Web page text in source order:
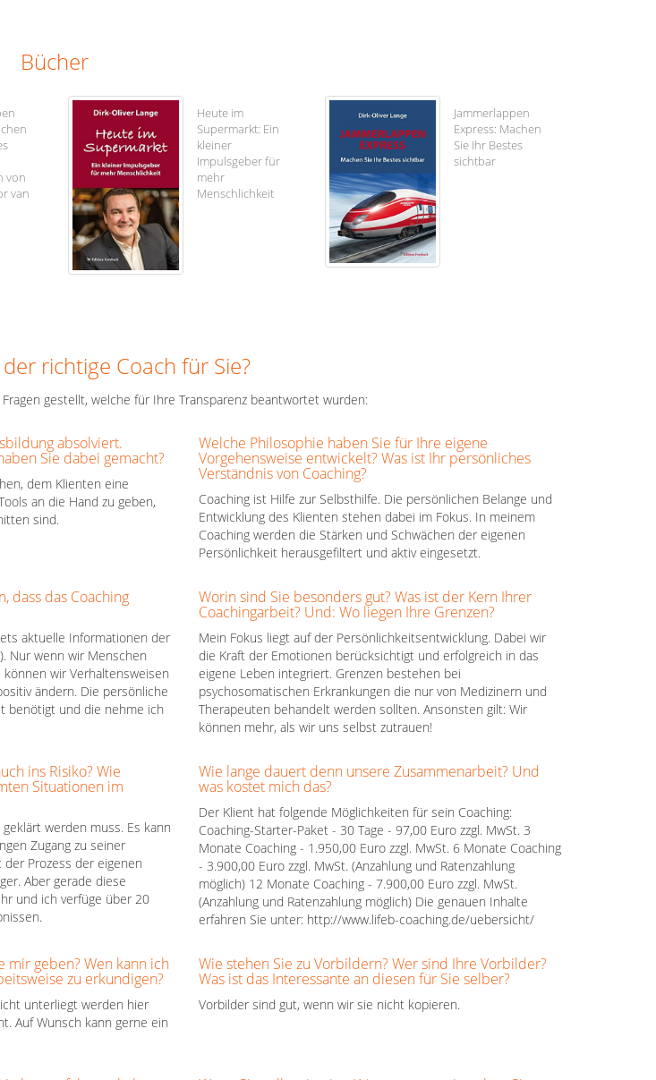
Bücher
von
van
Heute im
Supermarkt: Ein
kleiner
Impulsgeber für
mehr
Menschlichkeit
Jammerlappen
Express: Machen
Sie Ihr Bestes
sichtbar
richtige Coach für Sie?
gestellt, welche für Ihre Transparenz beantwortet wurden:
absolviert.
Sie dabei gemacht?
dem Klienten eine
an die Hand zu geben,
sind.
Welche Philosophie haben Sie für Ihre eigene
Vorgehensweise entwickelt? Was ist Ihr persönliches
Verständnis von Coaching?
Coaching ist Hilfe zur Selbsthilfe. Die persönlichen Belange und
Entwicklung des Klienten stehen dabei im Fokus. In meinem
Coaching werden die Stärken und Schwächen der eigenen
Persönlichkeit herausgefiltert und aktiv eingesetzt.
dass das Coaching
aktuelle Informationen der
Nur wenn wir Menschen
wir Verhaltensweisen
ändern. Die persönliche
benötigt und die nehme ich
Worin sind Sie besonders gut? Was ist der Kern Ihrer
Coachingarbeit? Und: Wo liegen Ihre Grenzen?
Mein Fokus liegt auf der Persönlichkeitsentwicklung. Dabei wir
die Kraft der Emotionen berücksichtigt und erfolgreich in das
eigene Leben integriert. Grenzen bestehen bei
psychosomatischen Erkrankungen die nur von Medizinern und
Therapeuten behandelt werden sollten. Ansonsten gilt: Wir
können mehr, als wir uns selbst zutrauen!
ins Risiko? Wie
Situationen im
werden muss. Es kann
Zugang zu seiner
Prozess der eigenen
Aber gerade diese
und ich verfüge über 20
Wie lange dauert denn unsere Zusammenarbeit? Und
was kostet mich das?
Der Klient hat folgende Möglichkeiten für sein Coaching:
Coaching-Starter-Paket - 30 Tage - 97,00 Euro zzgl. MwSt. 3
Monate Coaching - 1.950,00 Euro zzgl. MwSt. 6 Monate Coaching
- 3.900,00 Euro zzgl. MwSt. (Anzahlung und Ratenzahlung
möglich) 12 Monate Coaching - 7.900,00 Euro zzgl. MwSt.
(Anzahlung und Ratenzahlung möglich) Die genauen Inhalte
erfahren Sie unter: http://www.lifeb-coaching.de/uebersicht/
mir geben? Wen kann ich
zu erkundigen?
unterliegt werden hier
Auf Wunsch kann gerne ein
Wie stehen Sie zu Vorbildern? Wer sind Ihre Vorbilder?
Was ist das Interessante an diesen für Sie selber?
Vorbilder sind gut, wenn wir sie nicht kopieren.